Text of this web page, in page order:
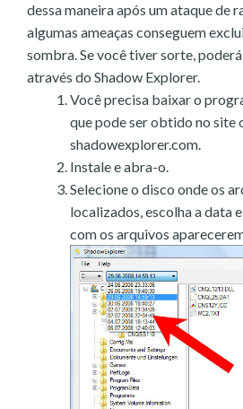
dessa maneira após um ataque de
algumas ameaças conseguem
sombra. Se você tiver sorte,
através do Shadow Explorer.
Você precisa baixar o
que pode ser obtido no site
shadowexplorer.com.
Instale e abra-o.
Selecione o disco onde os
localizados, escolha a data
com os arquivos